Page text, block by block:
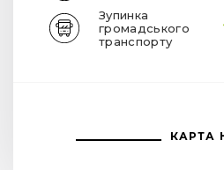
Зупинка
громадського
транспорту
КАРТА